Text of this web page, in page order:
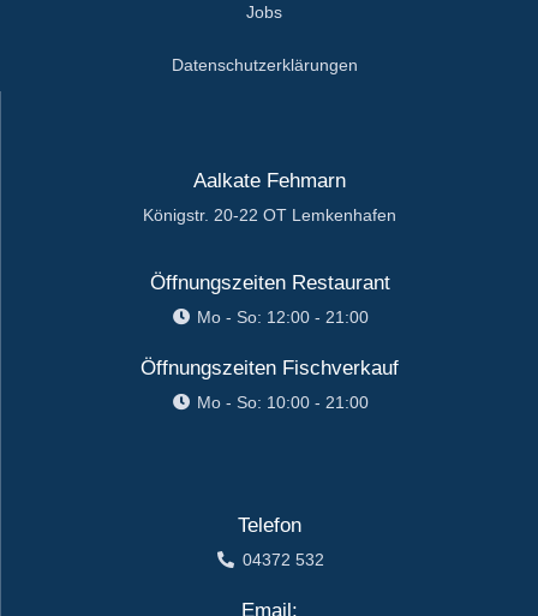
Jobs
Datenschutzerklärungen
Aalkate Fehmarn
Königstr. 20-22 OT Lemkenhafen
Öffnungszeiten Restaurant
Mo - So: 12:00 - 21:00
Öffnungszeiten Fischverkauf
Mo - So: 10:00 - 21:00
Telefon
04372 532
Email: